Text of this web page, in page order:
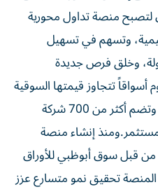
لتصبح منصة تداول محورية
وتسهم في تسهيل
وخلق فرص جديدة
أسواقاً تتجاوز قيمتها السوقية
الإجمالية تريليون دولار أمريكي، وتضم أكثر من 700 شركة
على 11 مليون مستثمر.ومنذ إنشاء منصة
2022 كمبادرة من قبل سوق أبوظبي للأوراق
المنصة تحقيق نمو متسارع عزز